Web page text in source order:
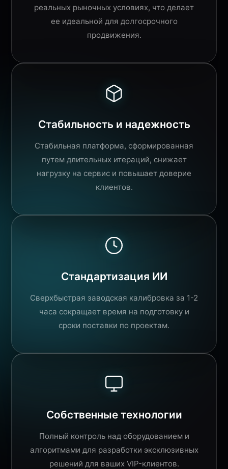
реальных рыночных условиях, что делает
ее идеальной для долгосрочного
продвижения.
Стабильность и надежность
Стабильная платформа, сформированная
путем длительных итераций, снижает
нагрузку на сервис и повышает доверие
клиентов.
Стандартизация ИИ
Сверхбыстрая заводская калибровка за 1-2
часа сокращает время на подготовку и
сроки поставки по проектам.
Собственные технологии
Полный контроль над оборудованием и
алгоритмами для разработки эксклюзивных
решений для ваших VIP-клиентов.